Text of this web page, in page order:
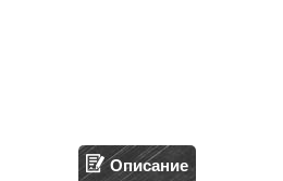
Описание